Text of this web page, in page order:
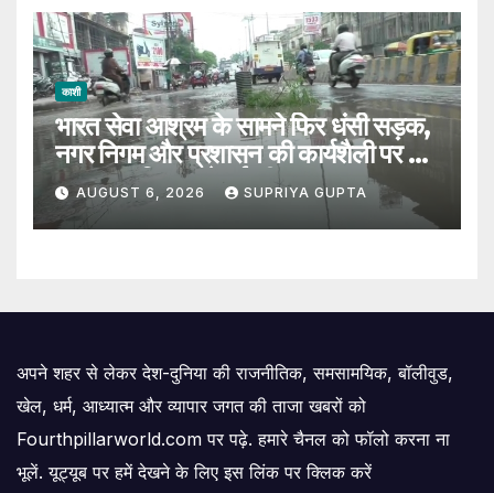
काशी
भारत सेवा आश्रम के सामने फिर धंसी सड़क,
नगर निगम और प्रशासन की कार्यशैली पर उठे
सवाल, 7 दिन पहले हुई थी मरम्मत
AUGUST 6, 2026 SUPRIYA GUPTA
अपने शहर से लेकर देश-दुनिया की राजनीतिक, समसामयिक, बॉलीवुड,
खेल, धर्म, आध्यात्म और व्यापार जगत की ताजा खबरों को
Fourthpillarworld.com पर पढ़े. हमारे चैनल को फॉलो करना ना
भूलें. यूट्यूब पर हमें देखने के लिए इस लिंक पर क्लिक करें